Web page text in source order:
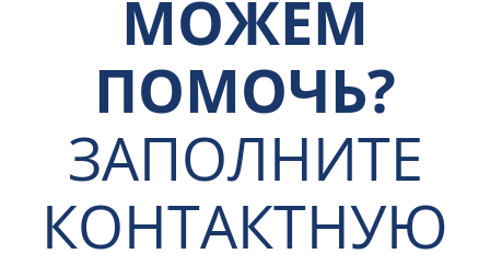
МОЖЕМ
ПОМОЧЬ?
ЗАПОЛНИТЕ
КОНТАКТНУЮ